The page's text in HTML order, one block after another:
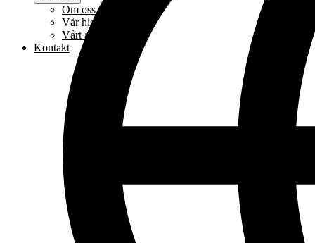
Om oss
Vår historia
Vårt arbetssätt
Kontakt